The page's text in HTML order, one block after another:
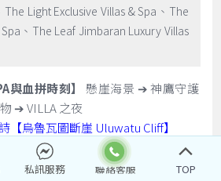
Light Exclusive Villas & Spa、The
、The Leaf Jimbaran Luxury Villas
與血拼時刻】
懸崖海景 ➔ 神鷹守護
➔ VILLA 之夜
【烏魯瓦圖斷崖 Uluwatu Cliff】
之巔，俯瞰浩瀚無邊的印度洋。斷
，典型的峇里島精緻建築與朝向大海
私訊服務 TOP